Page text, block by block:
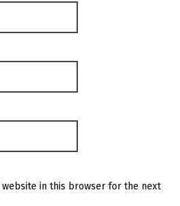
website in this browser for the next